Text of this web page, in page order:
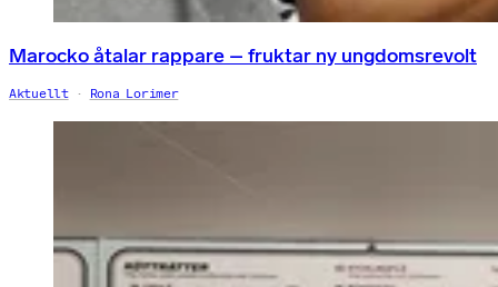
Marocko åtalar rappare – fruktar ny ungdomsrevolt
Aktuellt Rona Lorimer